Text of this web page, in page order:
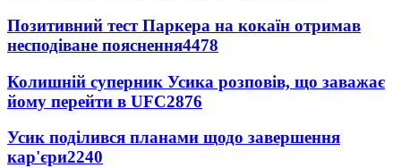
Позитивний тест Паркера на кокаїн отримав
несподіване пояснення4478
Колишній суперник Усика розповів, що заважає
йому перейти в UFC2876
Усик поділився планами щодо завершення
кар'єри2240